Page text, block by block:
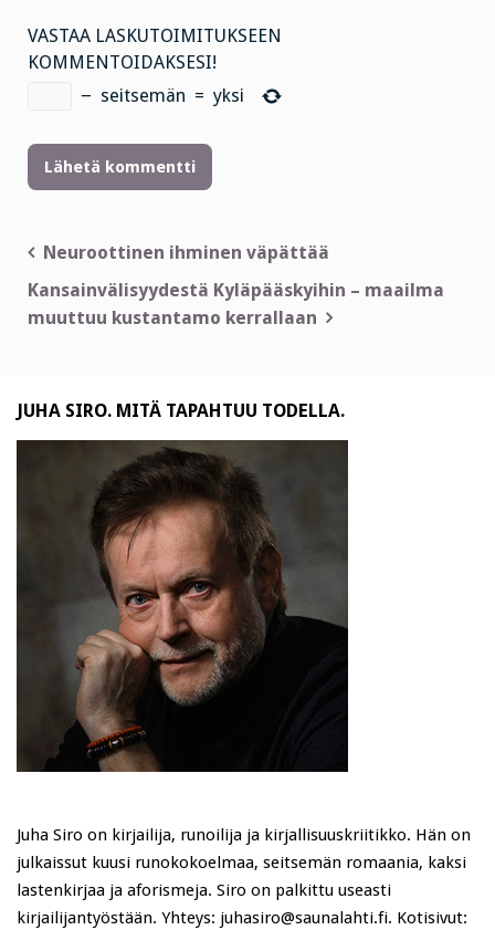
VASTAA LASKUTOIMITUKSEEN
KOMMENTOIDAKSESI!
− seitsemän = yksi
Artikkelien
selaus
Neuroottinen ihminen väpättää
Kansainvälisyydestä Kyläpääskyihin – maailma
muuttuu kustantamo kerrallaan
JUHA SIRO. MITÄ TAPAHTUU TODELLA.
Juha Siro on kirjailija, runoilija ja kirjallisuuskriitikko. Hän on
julkaissut kuusi runokokoelmaa, seitsemän romaania, kaksi
lastenkirjaa ja aforismeja. Siro on palkittu useasti
kirjailijantyöstään. Yhteys: juhasiro@saunalahti.fi. Kotisivut: